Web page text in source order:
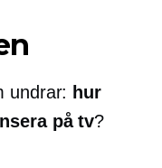
undrar: hur
på tv?